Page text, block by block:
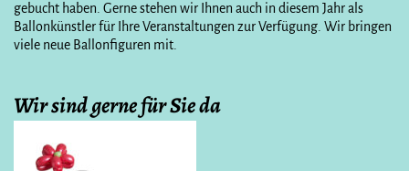
gebucht haben. Gerne stehen wir Ihnen auch in diesem Jahr als
Ballonkünstler für Ihre Veranstaltungen zur Verfügung. Wir bringen
viele neue Ballonfiguren mit.
Wir sind gerne für Sie da